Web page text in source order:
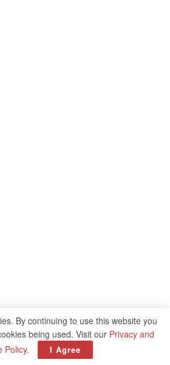
By continuing to use this website you
being used. Visit our Privacy and
Policy. I Agree